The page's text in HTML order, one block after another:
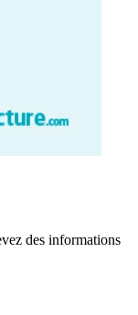
des informations